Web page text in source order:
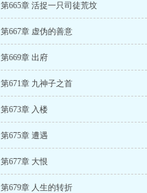
第665章 活捉一只司徒荒坟
第667章 虚伪的善意
第669章 出府
第671章 九神子之首
第673章 入楼
第675章 遭遇
第677章 大恨
第679章 人生的转折